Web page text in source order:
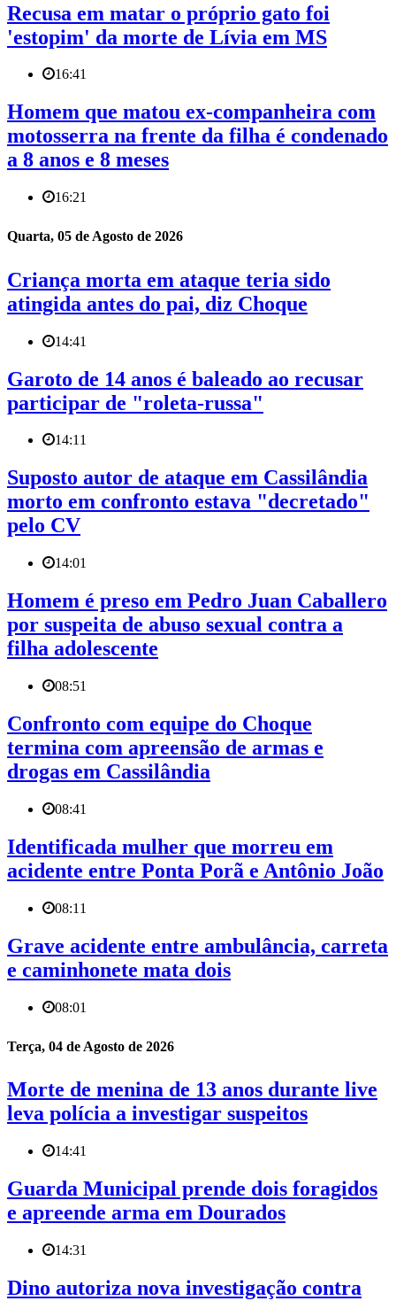
Recusa em matar o próprio gato foi
'estopim' da morte de Lívia em MS
16:41
Homem que matou ex-companheira com
motosserra na frente da filha é condenado
a 8 anos e 8 meses
16:21
Quarta, 05 de Agosto de 2026
Criança morta em ataque teria sido
atingida antes do pai, diz Choque
14:41
Garoto de 14 anos é baleado ao recusar
participar de "roleta-russa"
14:11
Suposto autor de ataque em Cassilândia
morto em confronto estava "decretado"
pelo CV
14:01
Homem é preso em Pedro Juan Caballero
por suspeita de abuso sexual contra a
filha adolescente
08:51
Confronto com equipe do Choque
termina com apreensão de armas e
drogas em Cassilândia
08:41
Identificada mulher que morreu em
acidente entre Ponta Porã e Antônio João
08:11
Grave acidente entre ambulância, carreta
e caminhonete mata dois
08:01
Terça, 04 de Agosto de 2026
Morte de menina de 13 anos durante live
leva polícia a investigar suspeitos
14:41
Guarda Municipal prende dois foragidos
e apreende arma em Dourados
14:31
Dino autoriza nova investigação contra